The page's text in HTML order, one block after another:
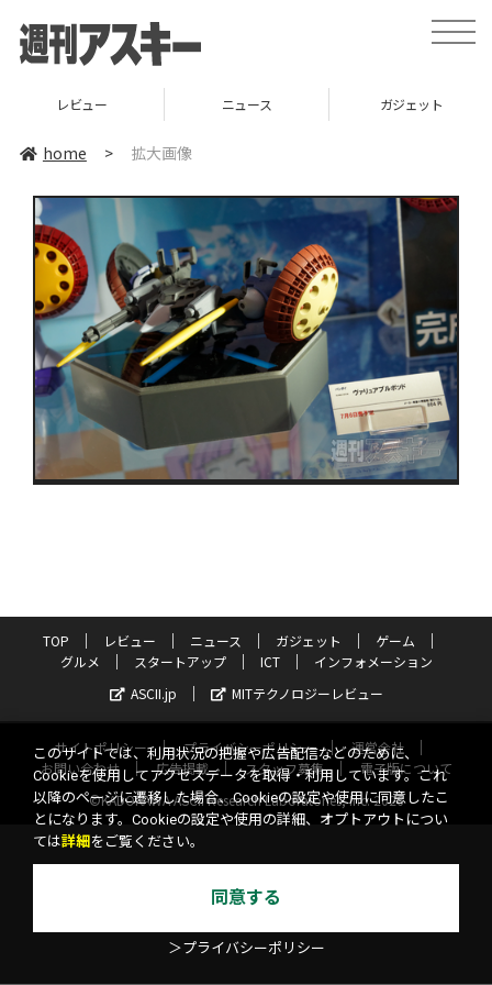
toggle
レビュー ニュース ガジェット
home > 拡大画像
TOP レビュー ニュース ガジェット
ゲーム
グルメ
スタートアップ ICT
インフォメーション
ASCII.jp
MITテクノロジーレビュー
サイトポリシー プライバシーポリシー
運営会社
お問い合わせ
広告掲載 スタッフ募集
電子版について
©KADOKAWA ASCII Research Laboratories, Inc. 2026
このサイトでは、利用状況の把握や広告配信などのために、
Cookieを使用してアクセスデータを取得・利用しています。これ
以降のページに遷移した場合、Cookieの設定や使用に同意したこ
とになります。Cookieの設定や使用の詳細、オプトアウトについ
ては詳細 をご覧ください。
同意する
＞プライバシーポリシー